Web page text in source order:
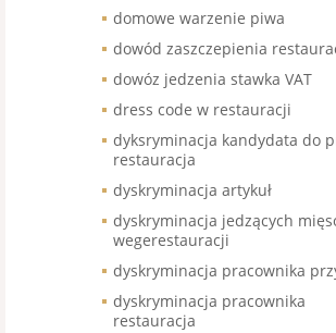
domowe warzenie piwa
dowód zaszczepienia
dowóz jedzenia stawka VAT
dress code w restauracji
dyksryminacja kandydata do
restauracja
dyskryminacja artykuł
dyskryminacja jedzących
wegerestauracji
dyskryminacja pracownika
dyskryminacja pracownika
restauracja